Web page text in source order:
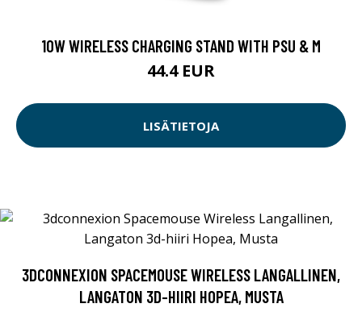
10W WIRELESS CHARGING STAND WITH PSU & M
44.4 EUR
LISÄTIETOJA
3DCONNEXION SPACEMOUSE WIRELESS LANGALLINEN,
LANGATON 3D-HIIRI HOPEA, MUSTA